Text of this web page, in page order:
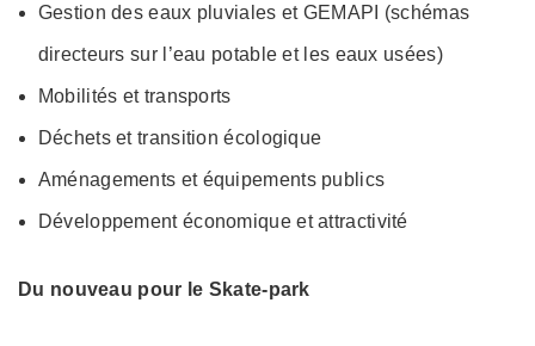
Gestion des eaux pluviales et GEMAPI (schémas
directeurs sur l’eau potable et les eaux usées)
Mobilités et transports
Déchets et transition écologique
Aménagements et équipements publics
Développement économique et attractivité
Du nouveau pour le Skate-park